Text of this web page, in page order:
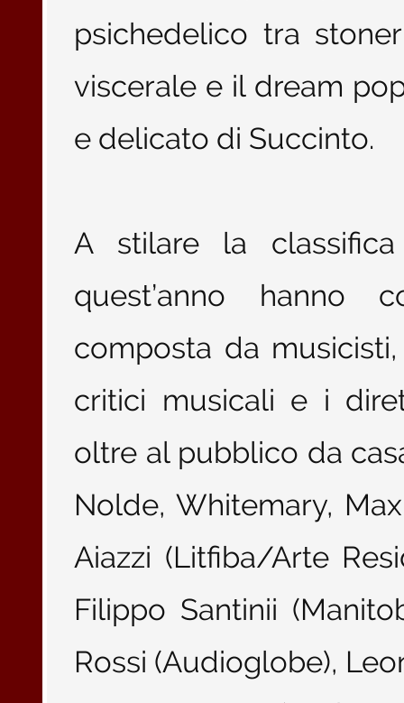
psichedelico tra
viscerale e il dream
e delicato di Succinto.
A stilare la
quest’anno hanno
composta da
critici musicali e i
oltre al pubblico da
Nolde, Whitemary,
Aiazzi (Litfiba/Arte
Filippo Santinii
Rossi (Audioglobe),